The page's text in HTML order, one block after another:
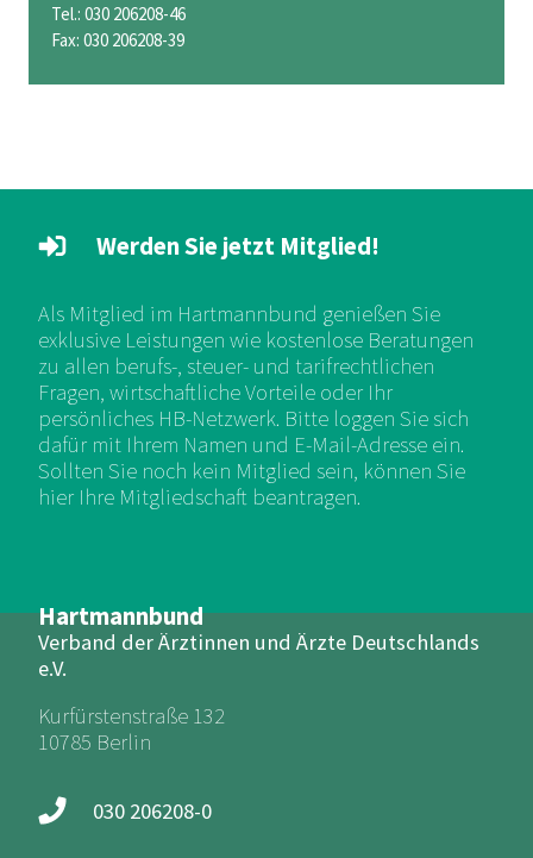
Tel.: 030 206208-46
Fax: 030 206208-39
Hartmannbund
Verband der Ärztinnen und Ärzte Deutschlands
e.V.
Kurfürstenstraße 132
10785 Berlin
030 206208-0
Werden Sie jetzt Mitglied!
Als Mitglied im Hartmannbund genießen Sie
exklusive Leistungen wie kostenlose Beratungen
zu allen berufs-, steuer- und tarifrechtlichen
Fragen, wirtschaftliche Vorteile oder Ihr
persönliches HB-Netzwerk. Bitte loggen Sie sich
dafür mit Ihrem Namen und E-Mail-Adresse ein.
Sollten Sie noch kein Mitglied sein, können Sie
hier Ihre Mitgliedschaft beantragen.